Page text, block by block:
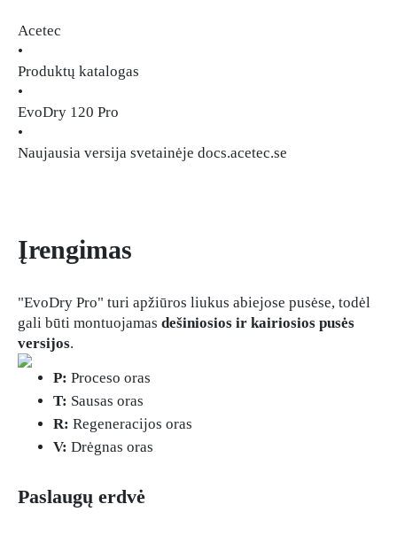
Acetec
•
Produktų katalogas
•
EvoDry 120 Pro
•
Naujausia versija svetainėje docs.acetec.se
Įrengimas
"EvoDry Pro" turi apžiūros liukus abiejose pusėse, todėl
gali būti montuojamas dešiniosios ir kairiosios pusės
versijos.
P: Proceso oras
T: Sausas oras
R: Regeneracijos oras
V: Drėgnas oras
Paslaugų erdvė